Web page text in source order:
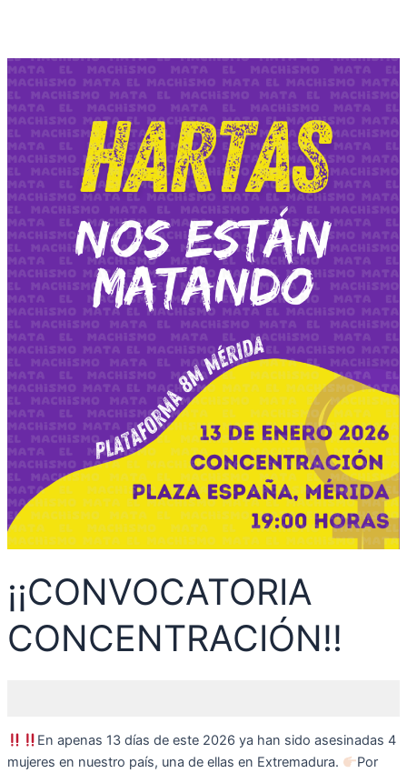
¡¡CONVOCATORIA
CONCENTRACIÓN!!
En apenas 13 días de este 2026 ya han sido asesinadas 4
mujeres en nuestro país, una de ellas en Extremadura.
Por
¡¡CONVOCATORIA
CONCENTRACIÓN!!